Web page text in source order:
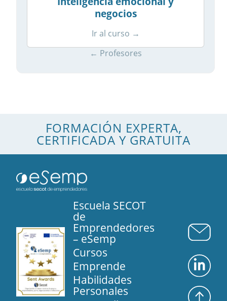
negocios
Ir al curso →
← Profesores
FORMACIÓN EXPERTA,
CERTIFICADA Y GRATUITA
Escuela SECOT
de
Emprendedores
– eSemp
Cursos
Emprende
Habilidades
Personales